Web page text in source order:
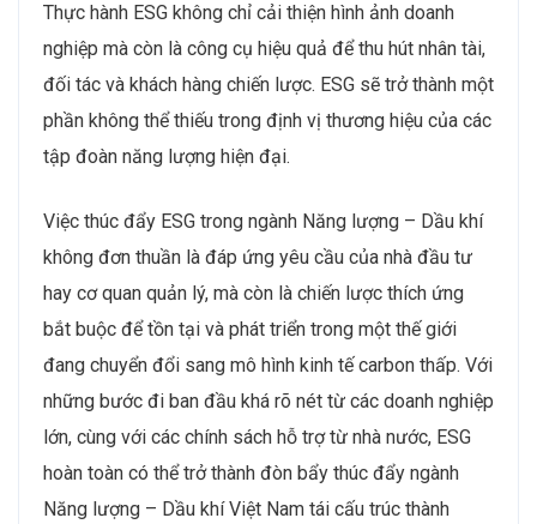
Thực hành ESG không chỉ cải thiện hình ảnh doanh
nghiệp mà còn là công cụ hiệu quả để thu hút nhân tài,
đối tác và khách hàng chiến lược. ESG sẽ trở thành một
phần không thể thiếu trong định vị thương hiệu của các
tập đoàn năng lượng hiện đại.
Việc thúc đẩy ESG trong ngành Năng lượng – Dầu khí
không đơn thuần là đáp ứng yêu cầu của nhà đầu tư
hay cơ quan quản lý, mà còn là chiến lược thích ứng
bắt buộc để tồn tại và phát triển trong một thế giới
đang chuyển đổi sang mô hình kinh tế carbon thấp. Với
những bước đi ban đầu khá rõ nét từ các doanh nghiệp
lớn, cùng với các chính sách hỗ trợ từ nhà nước, ESG
hoàn toàn có thể trở thành đòn bẩy thúc đẩy ngành
Năng lượng – Dầu khí Việt Nam tái cấu trúc thành